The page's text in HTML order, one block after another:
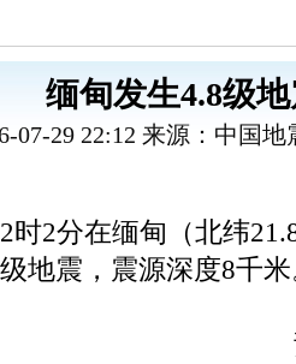
缅甸发生4.8级
07-29 22:12 来源：中国
时2分在缅甸（北纬
地震，震源深度8千